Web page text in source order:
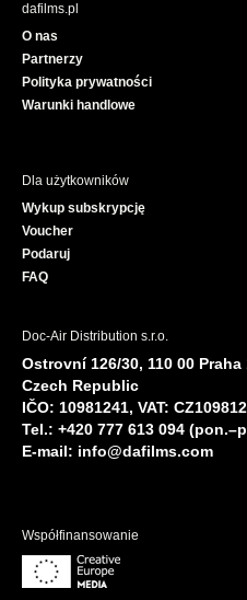
dafilms.pl
O nas
Partnerzy
Polityka prywatności
Warunki handlowe
Dla użytkowników
Wykup subskrypcję
Voucher
Podaruj
FAQ
Doc-Air Distribution s.r.o.
Ostrovní 126/30, 110 00 Praha
Czech Republic
IČO: 10981241, VAT:
Tel.: +420 777 613 094
E-mail: info@dafilms.com
Współfinansowanie